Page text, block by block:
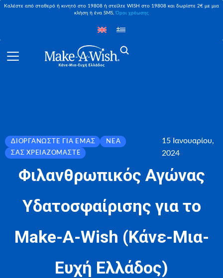
Καλέστε από σταθερό ή κινητό στο 19808 ή στείλτε WISH στο 19808 και δωρίστε 2€ με μια
κλήση ή ένα SMS,Όροι χρέωσης
ΔΙΟΡΓΑΝΏΣΤΕ ΓΙΑ ΕΜΆΣ
ΝΈΑ
ΣΑΣ ΧΡΕΙΑΖΌΜΑΣΤΕ
15 Ιανουαρίου,
2024
Φιλανθρωπικός Αγώνας
Υδατοσφαίρισης για το
Make-A-Wish (Κάνε-Μια-
Ευχή Ελλάδος)